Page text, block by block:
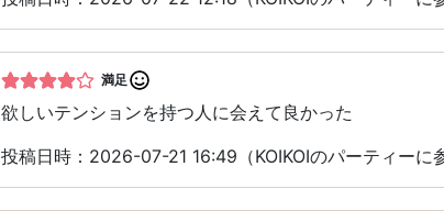
満足
欲しいテンションを持つ人に会えて良かった
投稿日時：2026-07-21 16:49（KOIKOIのパーティーに